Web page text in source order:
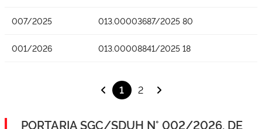
007/2025 013.00003687/2025 80
001/2026 013.00008841/2025 18
1 2
PORTARIA SGC/SDUH N° 002/2026, DE